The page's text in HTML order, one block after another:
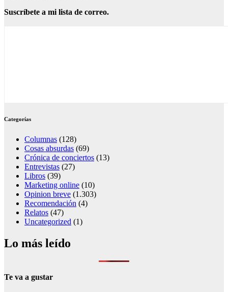
Suscríbete a mi lista de correo.
Categorías
Columnas (128)
Cosas absurdas (69)
Crónica de conciertos (13)
Entrevistas (27)
Libros (39)
Marketing online (10)
Opinion breve (1.303)
Recomendación (4)
Relatos (47)
Uncategorized (1)
Lo más leído
Te va a gustar